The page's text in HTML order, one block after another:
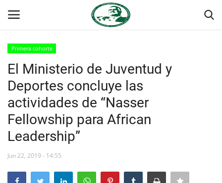
Inicio
Foro Internacional Nasser
Contacto
Primera cohorte
El Ministerio de Juventud y
Deportes concluye las
actividades de “Nasser
Fellowship para African
Leadership”
Jun 22, 2019 - 14:55